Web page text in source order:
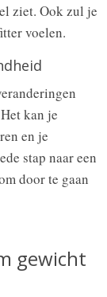
ziet. Ook zul je
voelen.
kan je
en je
stap naar een
door te gaan
gewicht